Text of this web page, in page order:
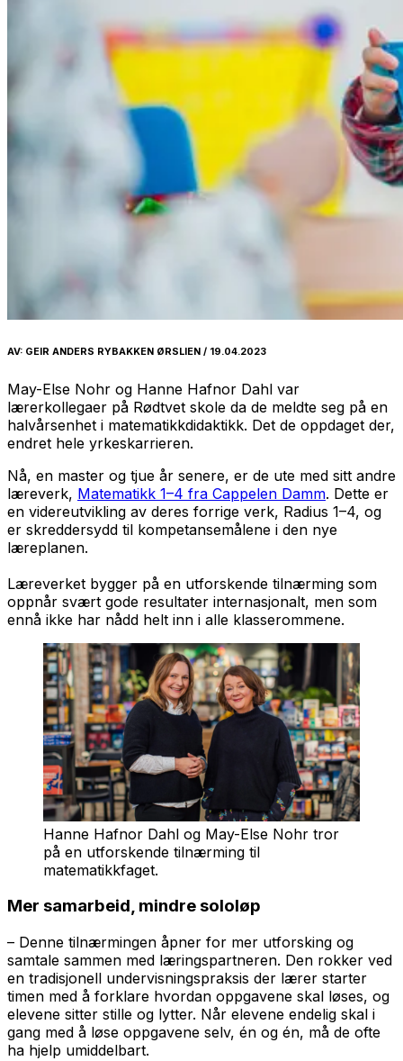
AV: GEIR ANDERS RYBAKKEN ØRSLIEN / 19.04.2023
May-Else Nohr og Hanne Hafnor Dahl var
lærerkollegaer på Rødtvet skole da de meldte seg på en
halvårsenhet i matematikkdidaktikk. Det de oppdaget der,
endret hele yrkeskarrieren.
Nå, en master og tjue år senere, er de ute med sitt andre
læreverk, Matematikk 1–4 fra Cappelen Damm. Dette er
en videreutvikling av deres forrige verk, Radius 1–4, og
er skreddersydd til kompetansemålene i den nye
læreplanen.
Læreverket bygger på en utforskende tilnærming som
oppnår svært gode resultater internasjonalt, men som
ennå ikke har nådd helt inn i alle klasserommene.
Hanne Hafnor Dahl og May-Else Nohr tror
på en utforskende tilnærming til
matematikkfaget.
Mer samarbeid, mindre sololøp
– Denne tilnærmingen åpner for mer utforsking og
samtale sammen med læringspartneren. Den rokker ved
en tradisjonell undervisningspraksis der lærer starter
timen med å forklare hvordan oppgavene skal løses, og
elevene sitter stille og lytter. Når elevene endelig skal i
gang med å løse oppgavene selv, én og én, må de ofte
ha hjelp umiddelbart.